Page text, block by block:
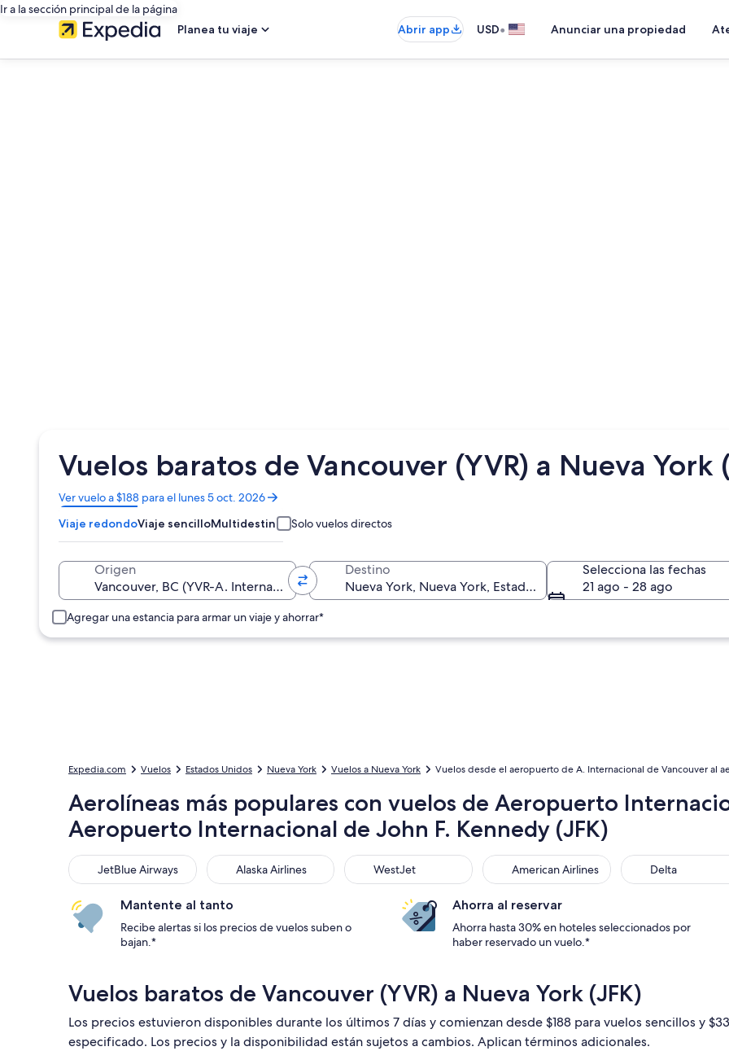
Ir a la sección principal de la página
Planea tu viaje
Abrir app USD• Anunciar una propiedad
Vuelos baratos de Vancouver (YVR) a Nueva York
Ver vuelo a $188 para el lunes 5 oct. 2026
Se
abrirá
en
una
ventana
Viaje redondoViaje sencilloMultidestino Solo vuelos directos
Origen Destino
Selecciona las fechas
21 ago - 28 ago
Agregar una estancia para armar un viaje y ahorrar*
Expedia.com Vuelos Estados Unidos Nueva York Vuelos a Nueva York Vuelos desde el aeropuerto de A. Internacional de Vancouver al
Aerolíneas más populares con vuelos de Aeropuerto
Aeropuerto Internacional de John F. Kennedy (JFK)
JetBlue Airways
JetBlue Airways Alaska Airlines
Alaska Airlines WestJet
WestJet American Airlines
American Airlines Delta
Delta
Mantente al tanto
Recibe alertas si los precios de vuelos suben o
bajan.*
Ahorra al reservar
Ahorra hasta 30% en hoteles seleccionados por
haber reservado un vuelo.*
Vuelos baratos de Vancouver (YVR) a Nueva York (JFK)
Los precios estuvieron disponibles durante los últimos 7 días y comienzan desde $188 para vuelos sencillos y
especificado. Los precios y la disponibilidad están sujetos a cambios. Aplican términos adicionales.